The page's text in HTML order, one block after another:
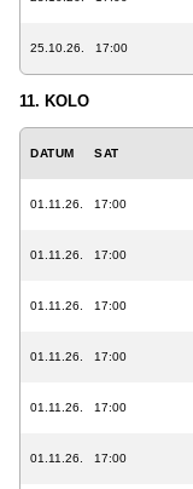
25.10.26. 17:00
11. KOLO
DATUM SAT
01.11.26. 17:00
01.11.26. 17:00
01.11.26. 17:00
01.11.26. 17:00
01.11.26. 17:00
01.11.26. 17:00